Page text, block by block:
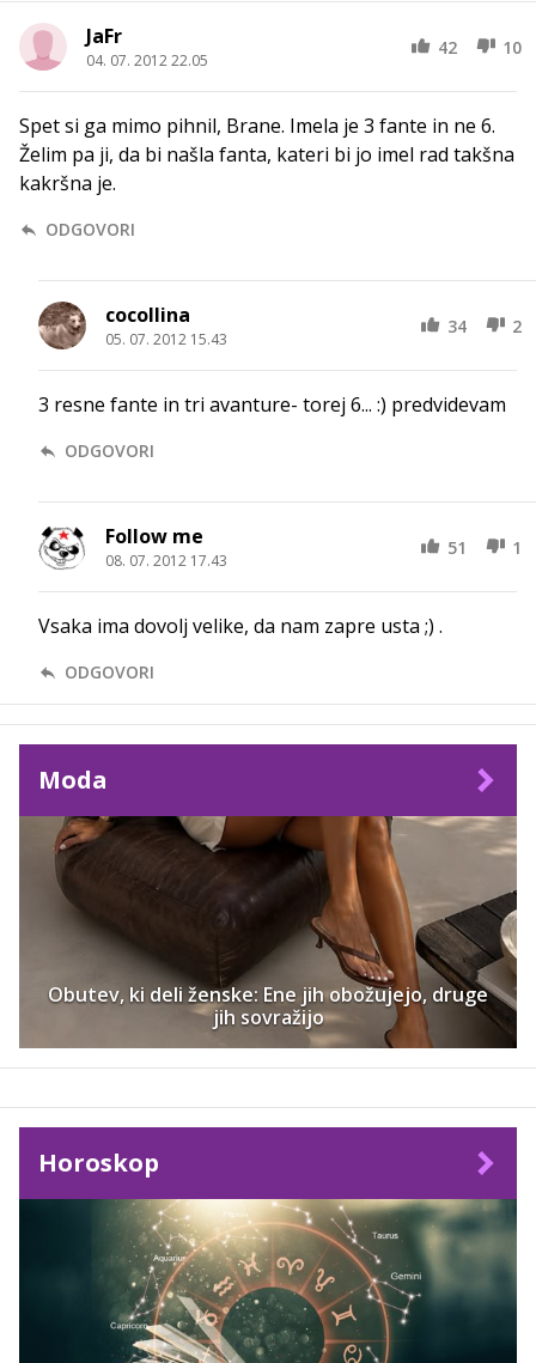
JaFr
04. 07. 2012 22.05
42 10
Spet si ga mimo pihnil, Brane. Imela je 3 fante in ne 6.
Želim pa ji, da bi našla fanta, kateri bi jo imel rad takšna
kakršna je.
ODGOVORI
cocollina
05. 07. 2012 15.43
34 2
3 resne fante in tri avanture- torej 6... :) predvidevam
ODGOVORI
Follow me
08. 07. 2012 17.43
51 1
Vsaka ima dovolj velike, da nam zapre usta ;) .
ODGOVORI
Moda
Obutev, ki deli ženske: Ene jih obožujejo, druge
jih sovražijo
Horoskop